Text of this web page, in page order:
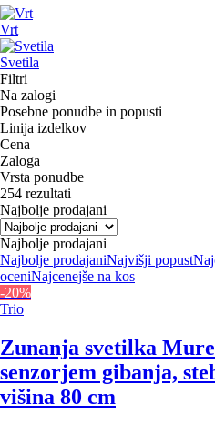
Vrt
Svetila
Filtri
Na zalogi
Posebne ponudbe in popusti
Linija izdelkov
Cena
Zaloga
Vrsta ponudbe
254 rezultati
Najbolje prodajani
Najbolje prodajani
Najbolje prodajaniNajvišji popust
oceniNajcenejše na kos
-20%
Trio
Zunanja svetilka
senzorjem gibanja,
višina 80 cm